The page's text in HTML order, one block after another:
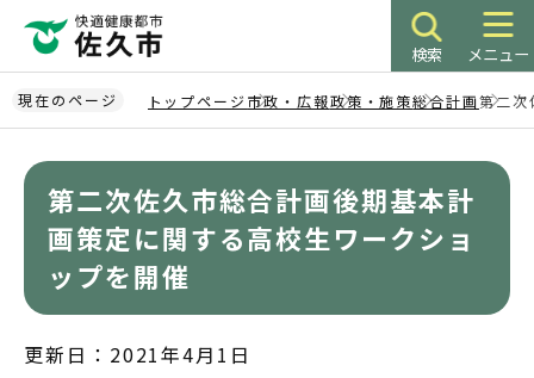
ペ
ー
ジ
検索 メニュー
現在のページ トップページ 市政・広報政策・施策総合計画第二次
第二次佐久市総合計画後期基本計
画策定に関する高校生ワークショ
ップを開催
更新日：2021年4月1日